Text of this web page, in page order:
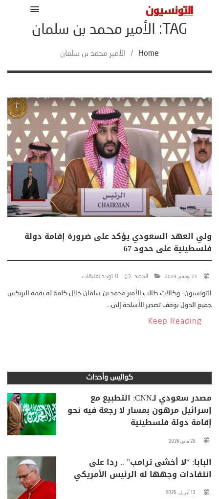
TAG: الأمير محمد بن سلمان
Home
/ الأمير محمد بن سلمان
ولي العهد السعودي يؤكد على ضرورة إقامة دولة
فلسطينية على حدود 67
21 نوفمبر، 2023 الجديد لا توجد تعليقات
التونسيون- وكالات طالب الأمير محمد بن سلمان خلال كلمة له بقمة البريكس
جميع الدول بوقف تصدير الأسلحة إلى...
Keep Reading
كواليس وأحداث
مصدر سعودي لـCNN: التطبيع مع
إسرائيل مرهون بمسار لا رجعة فيه نحو
إقامة دولة فلسطينية
25 مايو، 2026
البابا: “لا أخشى ترامب” .. ردا على
انتقادات وجهها له الرئيس الأمريكي
13 أبريل، 2026